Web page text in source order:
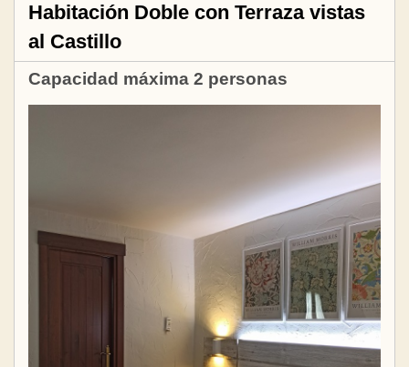
Habitación Doble con Terraza vistas
al Castillo
Capacidad máxima 2 personas